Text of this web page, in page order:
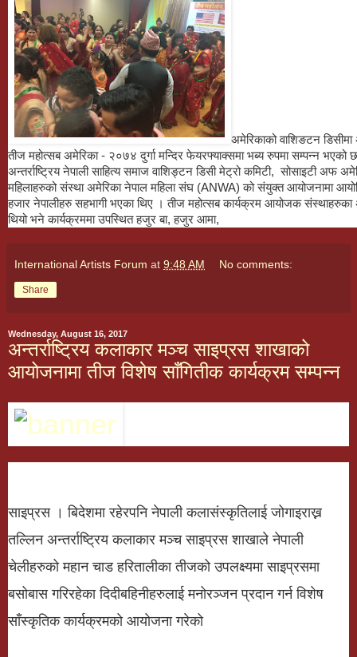
अमेरिकाको वाशिङटन
तीज महोत्सब अमेरिका - २०७४ दुर्गा मन्दिर फेयरफ्याक्समा भब्य रुपमा सम्पन्न भएको
अन्तर्राष्ट्रिय नेपाली साहित्य समाज वाशिङ्टन डिसी मेट्रो कमिटी, सोसाइटी अफ
महिलाहरुको संस्था अमेरिका नेपाल महिला संघ (ANWA) को संयुक्त आयोजनामा
हजार नेपालीहरु सहभागी भएका थिए । तीज महोत्सब कार्यक्रम आयोजक संस्थाहरुका
थियो भने कार्यक्रममा उपस्थित हजुर बा, हजुर आमा,
International Artists Forum at 9:48 AM No comments:
Share
Wednesday, August 16, 2017
अन्तर्राष्ट्रिय कलाकार मञ्च साइप्रस शाखाको
आयोजनामा तीज विशेष साँगितीक कार्यक्रम सम्पन्न
साइप्रस । बिदेशमा रहेरपनि नेपाली कलासंस्कृतिलाई जोगाइराख्न
तल्लिन अन्तर्राष्ट्रिय कलाकार मञ्च साइप्रस शाखाले नेपाली
चेलीहरुको महान चाड हरितालीका तीजको उपलक्ष्यमा साइप्रसमा
बसोबास गरिरहेका दिदीबहिनीहरुलाई मनोरञ्जन प्रदान गर्न विशेष
साँस्कृतिक कार्यक्रमको आयोजना गरेको